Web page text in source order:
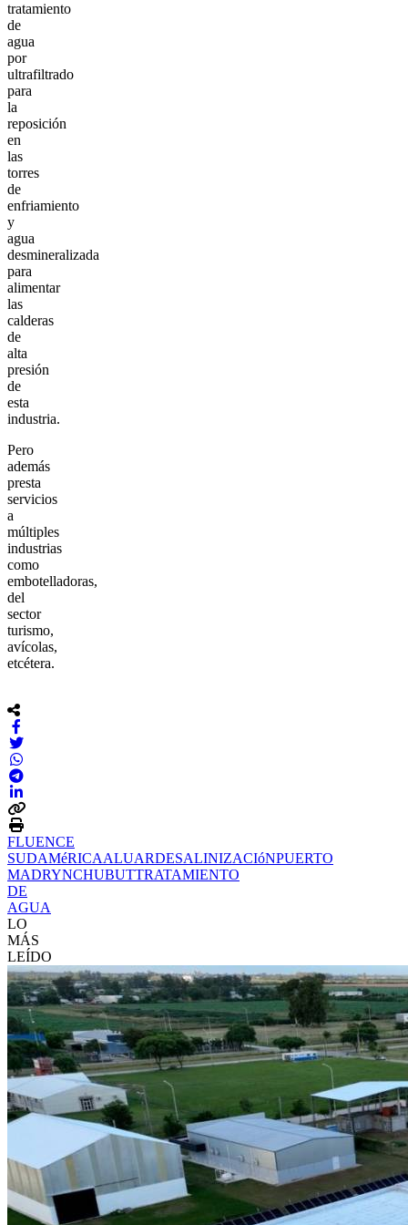
tratamiento
de
agua
por
ultrafiltrado
para
la
reposición
en
las
torres
de
enfriamiento
y
agua
desmineralizada
para
alimentar
las
calderas
de
alta
presión
de
esta
industria.
Pero
además
presta
servicios
a
múltiples
industrias
como
embotelladoras,
del
sector
turismo,
avícolas,
etcétera.
FLUENCE
SUDAMéRICAALUARDESALINIZACIóNPUERTO
MADRYNCHUBUTTRATAMIENTO
DE
AGUA
LO
MÁS
LEÍDO